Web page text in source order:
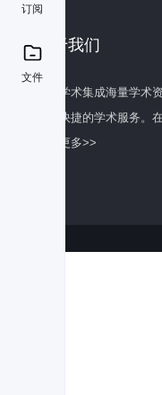
订阅
文件
关于我们
百度学术集成海量学术
全面快捷的学术服务。
了解更多>>